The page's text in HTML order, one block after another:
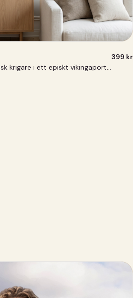
Förvandla dig till en nordisk krigare i ett episkt vikingaporträtt.
399 kr